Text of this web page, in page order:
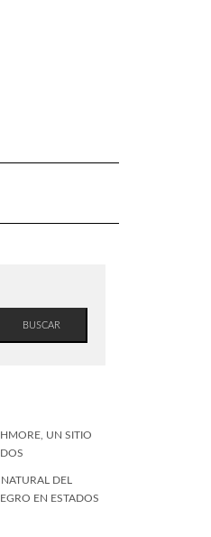
BUSCAR
UN SITIO
DEL
EN ESTADOS